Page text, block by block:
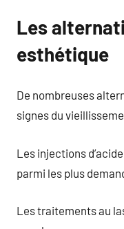
Les
esthétique
De nombreuses
signes du
Les injections
parmi les plus
Les traitements au